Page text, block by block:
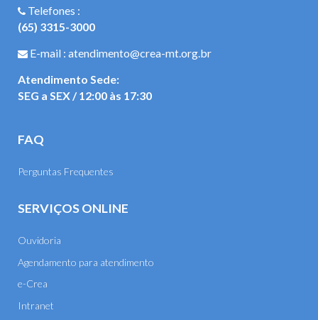
Telefones :
(65) 3315-3000
E-mail : atendimento@crea-mt.org.br
Atendimento Sede:
SEG a SEX / 12:00 às 17:30
FAQ
Perguntas Frequentes
SERVIÇOS ONLINE
Ouvidoria
Agendamento para atendimento
e-Crea
Intranet